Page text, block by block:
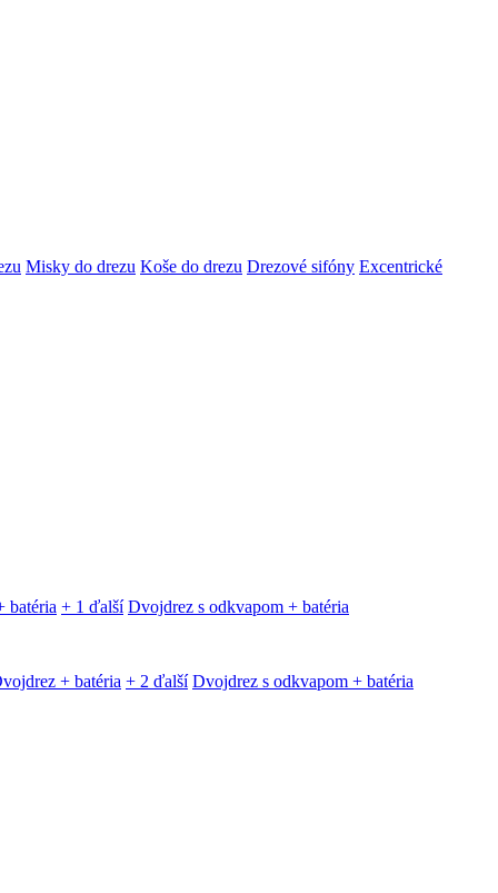
Misky do drezu Koše do drezu Drezové sifóny Excentrické
batéria + 1 ďalší Dvojdrez s odkvapom + batéria
+ batéria + 2 ďalší Dvojdrez s odkvapom + batéria